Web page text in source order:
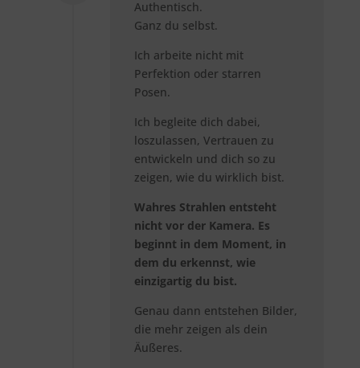
Authentisch.
Ganz du selbst.
Ich arbeite nicht mit
Perfektion oder starren
Posen.
Ich begleite dich dabei,
loszulassen, Vertrauen zu
entwickeln und dich so zu
zeigen, wie du wirklich bist.
Wahres Strahlen entsteht
nicht vor der Kamera. Es
beginnt in dem Moment, in
dem du erkennst, wie
einzigartig du bist.
Genau dann entstehen Bilder,
die mehr zeigen als dein
Äußeres.